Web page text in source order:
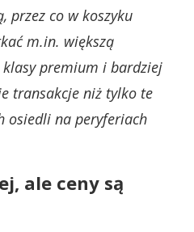
przez co w koszyku
m.in. większą
premium i bardziej
transakcje niż tylko te
osiedli na peryferiach
ale ceny są